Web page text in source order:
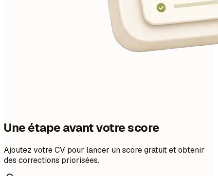
Une étape avant votre score
Ajoutez votre CV pour lancer un score gratuit et obtenir
des corrections priorisées.